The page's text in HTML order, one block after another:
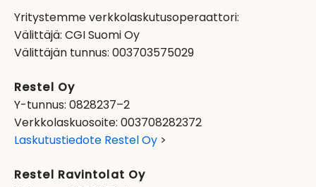
Yritystemme verkkolaskutusoperaattori:
Välittäjä: CGI Suomi Oy
Välittäjän tunnus: 003703575029
Restel Oy
Y-tunnus: 0828237–2
Verkkolaskuosoite: 003708282372
Laskutustiedote Restel Oy >
Restel Ravintolat Oy